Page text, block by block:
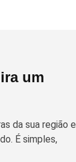
um
da sua região e
É simples,